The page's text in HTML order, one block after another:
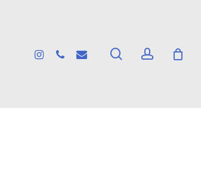
instagram
phone email searchaccount